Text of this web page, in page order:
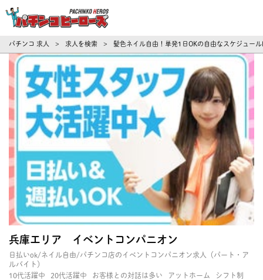
パチンコ 求人 > 求人を検索 > 髪色ネイル自由！単発1日OKの自由なスケジュ
兵庫エリア イベントコンパニオン
日払いok/ネイル自由/パチンコ店のイベントコンパニオン求人（パート・ア
ルバイト）
10代活躍中
20代活躍中 お客様との対話は多い アットホーム
シフト制